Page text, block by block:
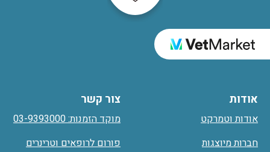
אודות
אודות וטמרקט
חברות מיוצגות
צור קשר
מוקד הזמנות: 03-9393000
פורום לרופאים וטרינרים